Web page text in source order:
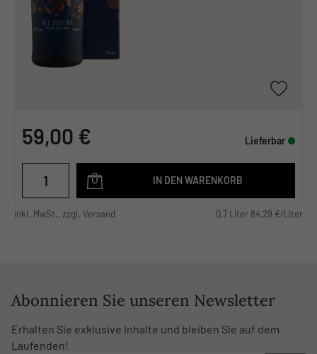
59,00 € Lieferbar
IN DEN WARENKORB
inkl. MwSt., zzgl. Versand 0,7 Liter 84,29 €/Liter
Abonnieren Sie unseren Newsletter
Erhalten Sie exklusive Inhalte und bleiben Sie auf dem
Laufenden!